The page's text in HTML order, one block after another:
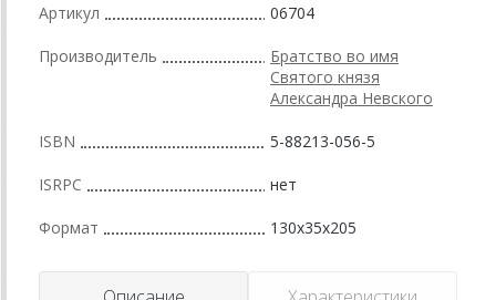
Артикул 06704
Производитель
Братство во имя
Святого князя
Александра Невского
ISBN 5-88213-056-5
ISRPC нет
Формат 130x35x205